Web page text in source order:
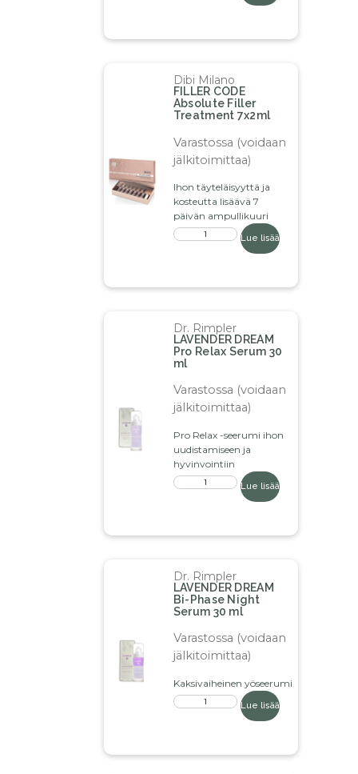
Dibi Milano
FILLER CODE
Absolute Filler
Treatment 7x2ml
Varastossa (voidaan
jälkitoimittaa)
Ihon täyteläisyyttä ja
kosteutta lisäävä 7
päivän ampullikuuri
Lue lisää
Dr. Rimpler
LAVENDER DREAM
Pro Relax Serum 30
ml
Varastossa (voidaan
jälkitoimittaa)
Pro Relax -seerumi ihon
uudistamiseen ja
hyvinvointiin
Lue lisää
Dr. Rimpler
LAVENDER DREAM
Bi-Phase Night
Serum 30 ml
Varastossa (voidaan
jälkitoimittaa)
Kaksivaiheinen yöseerumi
Lue lisää